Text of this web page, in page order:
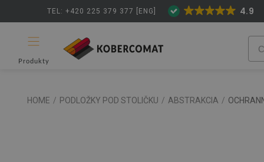
TEL: +420 225 379 377 [ENG] 4.9
Produkty
HOME / PODLOŽKY POD STOLIČKU / ABSTRAKCIA /